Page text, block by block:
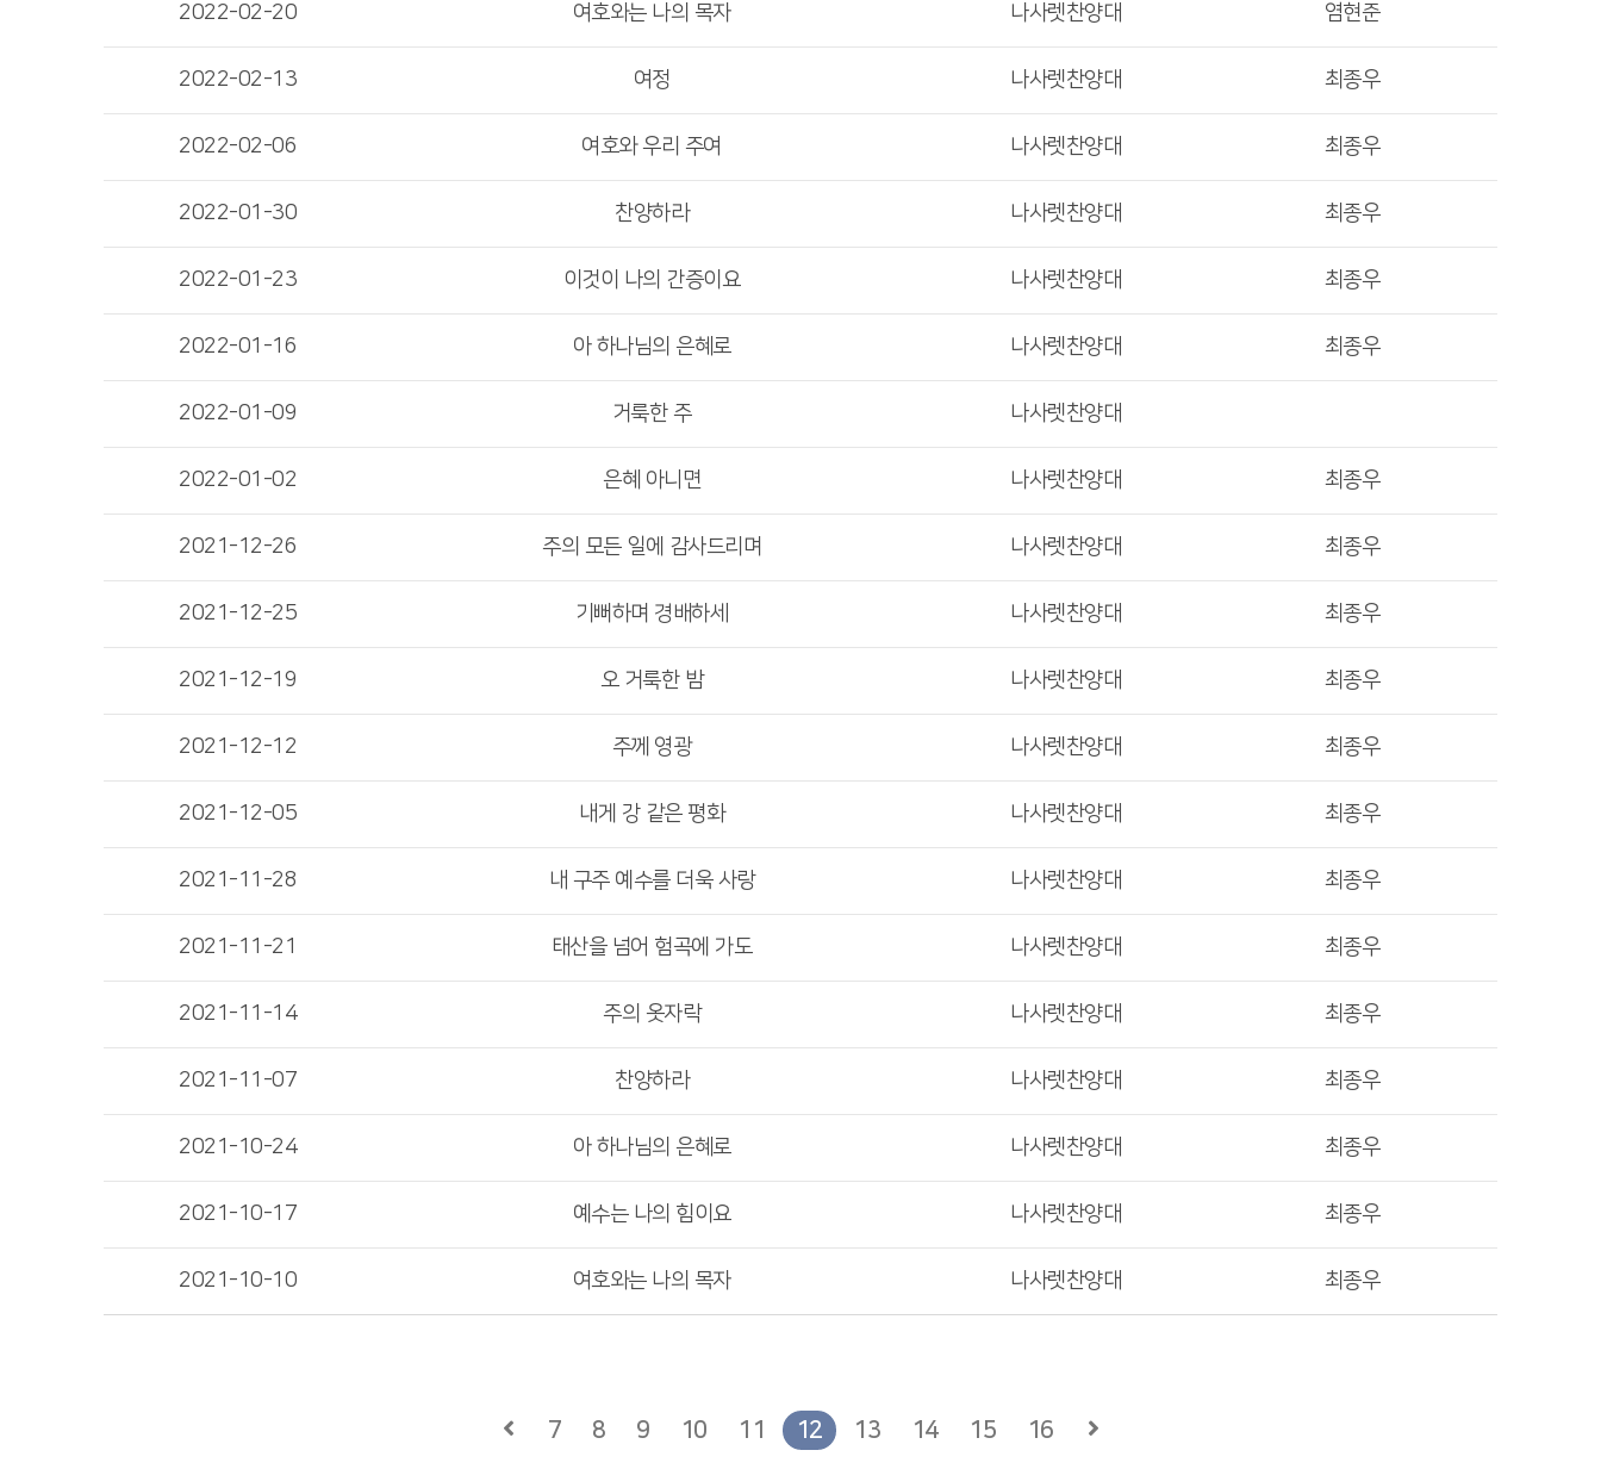
2022-02-20 여호와는 나의 목자 나사렛찬양대 염현준
2022-02-13 여정 나사렛찬양대 최종우
2022-02-06 여호와 우리 주여 나사렛찬양대 최종우
2022-01-30 찬양하라 나사렛찬양대 최종우
2022-01-23 이것이 나의 간증이요 나사렛찬양대 최종우
2022-01-16 아 하나님의 은혜로 나사렛찬양대 최종우
2022-01-09 거룩한 주 나사렛찬양대
2022-01-02 은혜 아니면 나사렛찬양대 최종우
2021-12-26 주의 모든 일에 감사드리며 나사렛찬양대 최종우
2021-12-25 기뻐하며 경배하세 나사렛찬양대 최종우
2021-12-19 오 거룩한 밤 나사렛찬양대 최종우
2021-12-12 주께 영광 나사렛찬양대 최종우
2021-12-05 내게 강 같은 평화 나사렛찬양대 최종우
2021-11-28 내 구주 예수를 더욱 사랑 나사렛찬양대 최종우
2021-11-21 태산을 넘어 험곡에 가도 나사렛찬양대 최종우
2021-11-14 주의 옷자락 나사렛찬양대 최종우
2021-11-07 찬양하라 나사렛찬양대 최종우
2021-10-24 아 하나님의 은혜로 나사렛찬양대 최종우
2021-10-17 예수는 나의 힘이요 나사렛찬양대 최종우
2021-10-10 여호와는 나의 목자 나사렛찬양대 최종우
7 8 9 10 11 12 13 14 15 16